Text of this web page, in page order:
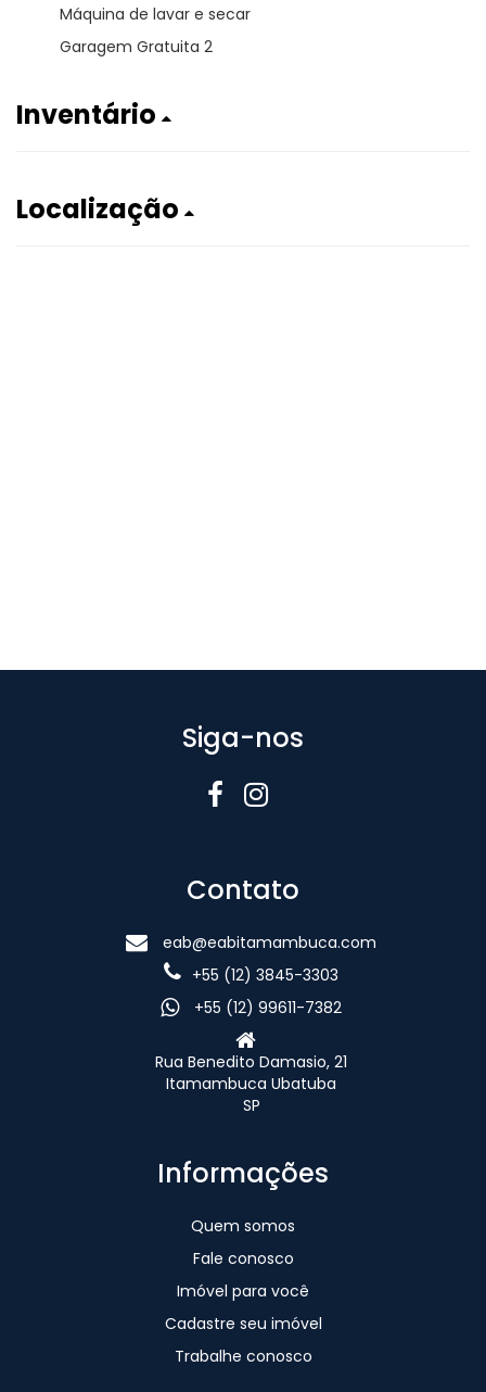
Máquina de lavar e secar
Garagem Gratuita 2
Inventário
Localização
Siga-nos
Contato
eab@eabitamambuca.com
+55 (12) 3845-3303
+55 (12) 99611-7382
Rua Benedito Damasio, 21
Itamambuca Ubatuba
SP
Informações
Quem somos
Fale conosco
Imóvel para você
Cadastre seu imóvel
Trabalhe conosco